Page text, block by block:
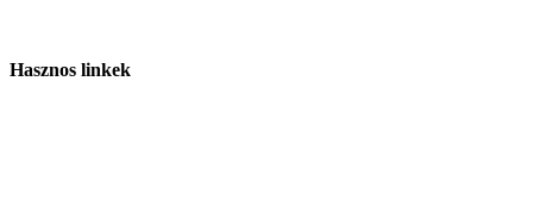
Hasznos linkek